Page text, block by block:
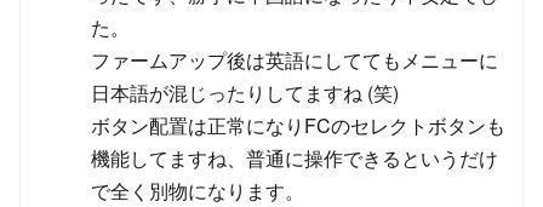
た。
ファームアップ後は英語にしててもメニューに
日本語が混じったりしてますね (笑)
ボタン配置は正常になりFCのセレクトボタンも
機能してますね、普通に操作できるというだけ
で全く別物になります。